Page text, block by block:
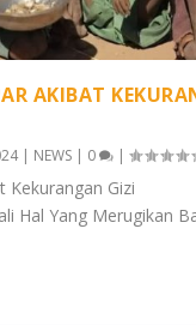
AKIBAT
| NEWS 0 |
Kekurangan Gizi
Hal Yang Merugikan